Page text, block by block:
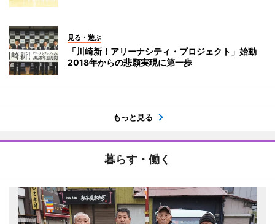
見る・遊ぶ
「川崎新！アリーナシティ・プロジェクト」始動
2018年からの悲願実現に第一歩
もっと見る
暮らす・働く